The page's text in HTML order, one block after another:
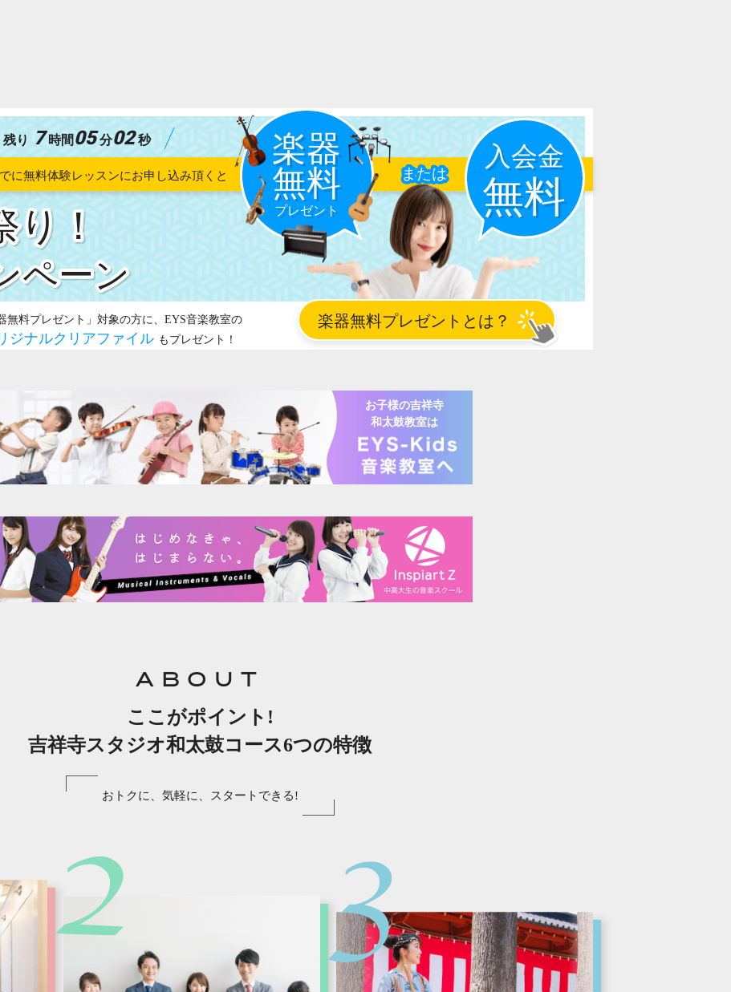
り！
残り 7 時間 05 分01 秒
お子様の吉祥寺
和太鼓教室は
ABOUT
ここがポイント!
吉祥寺スタジオ和太鼓コース6つの特徴
おトクに、気軽に、スタートできる!